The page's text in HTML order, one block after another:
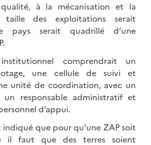
à la mécanisation et la
taille des exploitations serait
pays serait quadrillé d’une
comprendrait un
une cellule de suivi et
unité de coordination, avec un
un responsable administratif et
d’appui.
indiqué que pour qu’une ZAP soit
il faut que des terres soient